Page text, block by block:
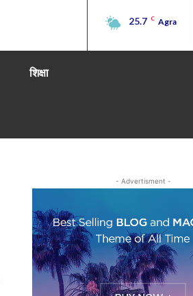
25.7 C Agra
शिक्षा
- Advertisment -